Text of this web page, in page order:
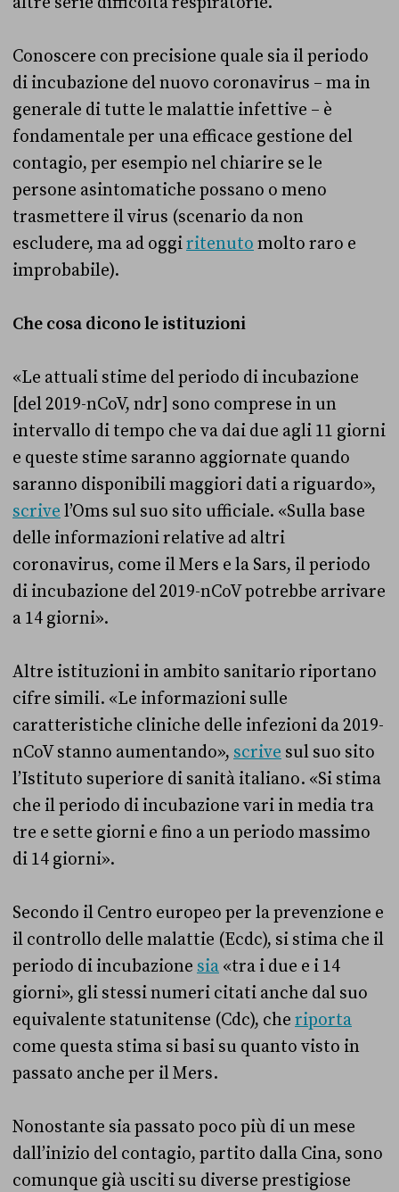
Conoscere con precisione quale sia il periodo
di incubazione del nuovo coronavirus – ma in
generale di tutte le malattie infettive – è
fondamentale per una efficace gestione del
contagio, per esempio nel chiarire se le
persone asintomatiche possano o meno
trasmettere il virus (scenario da non
escludere, ma ad oggiritenuto molto raro e
improbabile).
Che cosa dicono le istituzioni
«Le attuali stime del periodo di incubazione
[del 2019-nCoV, ndr] sono comprese in un
intervallo di tempo che va dai due agli 11 giorni
e queste stime saranno aggiornate quando
saranno disponibili maggiori dati a riguardo»,
scrive l’Oms sul suo sito ufficiale. «Sulla base
delle informazioni relative ad altri
coronavirus, come il Mers e la Sars, il periodo
di incubazione del 2019-nCoV potrebbe arrivare
a 14 giorni».
Altre istituzioni in ambito sanitario riportano
cifre simili. «Le informazioni sulle
caratteristiche cliniche delle infezioni da 2019-
nCoV stanno aumentando», scrive sul suo sito
l’Istituto superiore di sanità italiano. «Si stima
che il periodo di incubazione vari in media tra
tre e sette giorni e fino a un periodo massimo
di 14 giorni».
Secondo il Centro europeo per la prevenzione e
il controllo delle malattie (Ecdc), si stima che il
periodo di incubazione sia «tra i due e i 14
giorni», gli stessi numeri citati anche dal suo
equivalente statunitense (Cdc), che riporta
come questa stima si basi su quanto visto in
passato anche per il Mers.
Nonostante sia passato poco più di un mese
dall’inizio del contagio, partito dalla Cina, sono
comunque già usciti su diverse prestigiose